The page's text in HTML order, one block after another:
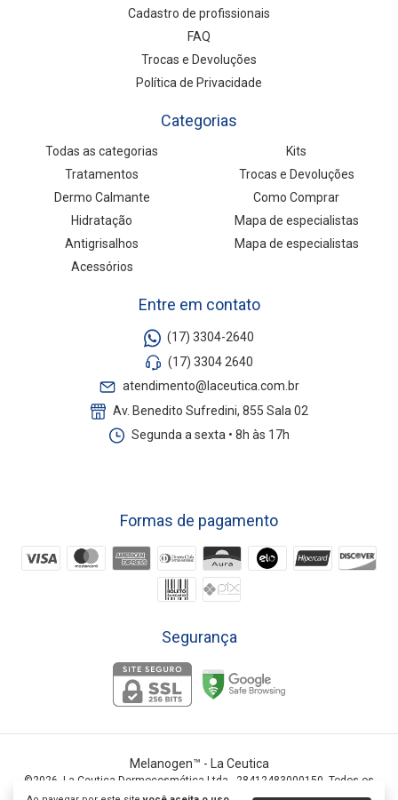
Cadastro de profissionais
FAQ
Trocas e Devoluções
Política de Privacidade
Categorias
Todas as categorias
Tratamentos
Dermo Calmante
Hidratação
Antigrisalhos
Acessórios
Kits
Trocas e Devoluções
Como Comprar
Mapa de especialistas
Mapa de especialistas
Entre em contato
(17) 3304-2640
(17) 3304 2640
atendimento@laceutica.com.br
Av. Benedito Sufredini, 855 Sala 02
Segunda a sexta • 8h às 17h
Formas de pagamento
Segurança
Melanogen­™ - La Ceutica
©2026. La Ceutica Dermocosmética Ltda - 28412483000150. Todos os
direitos reservados.